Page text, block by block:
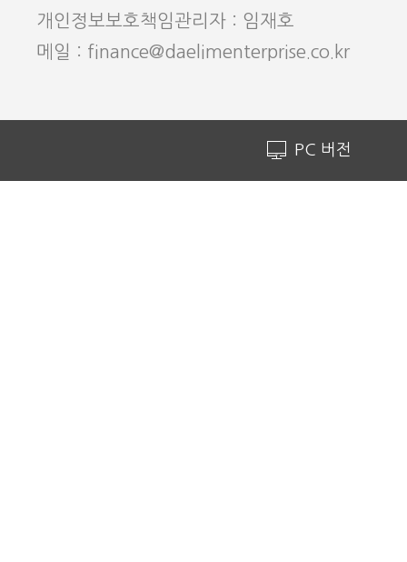
개인정보보호책임관리자 : 임재호
메일 : finance@daelimenterprise.co.kr
PC 버전